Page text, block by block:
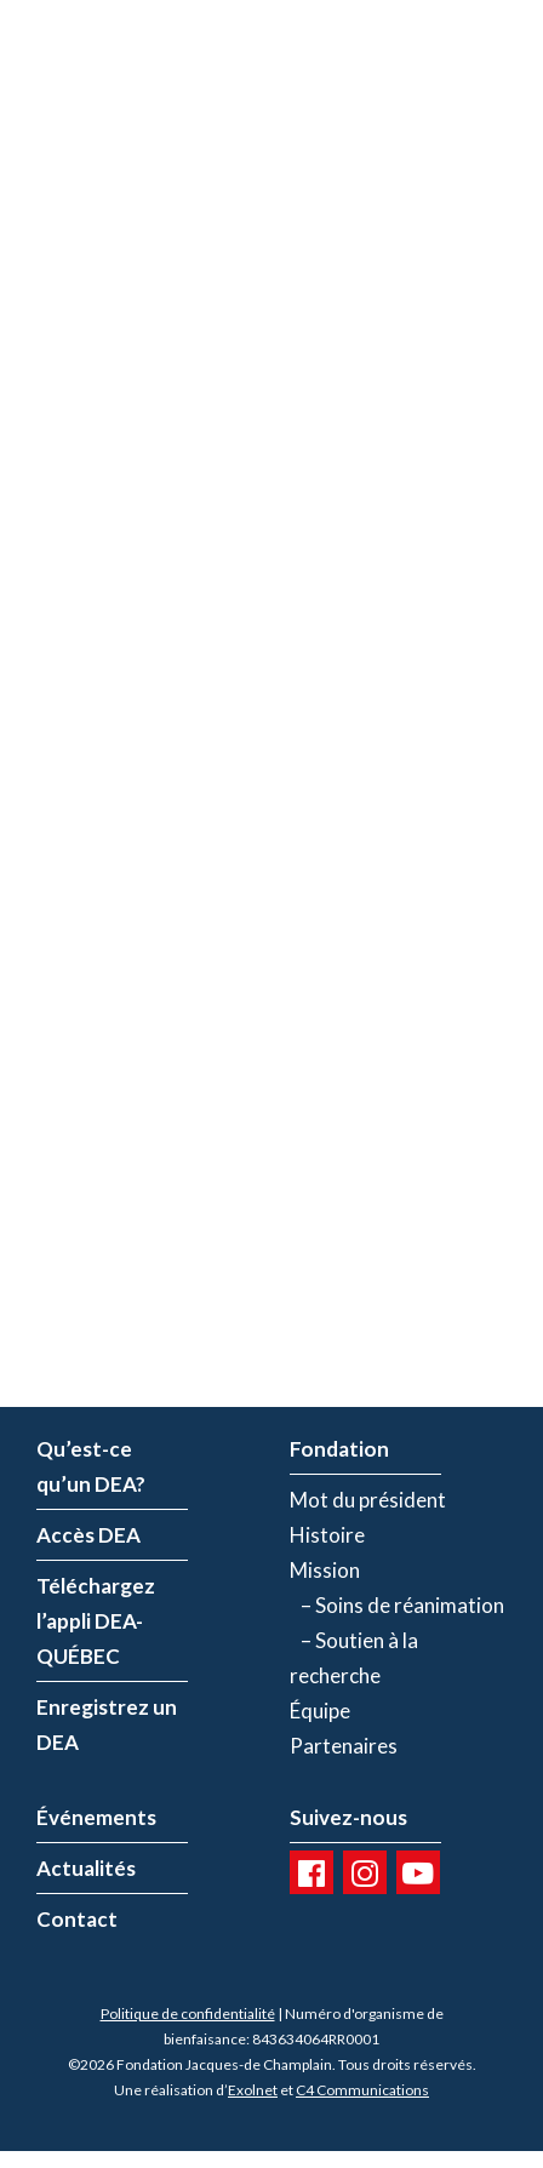
Qu’est-ce
qu’un DEA?
Accès DEA
Téléchargez
l’appli DEA-
QUÉBEC
Enregistrez un
DEA
Fondation
Mot du président
Histoire
Mission
– Soins de réanimation
– Soutien à la
recherche
Équipe
Partenaires
Événements
Actualités
Contact
Suivez-nous
Politique de confidentialité| Numéro d'organisme de
bienfaisance: 843634064RR0001
©2026 Fondation Jacques-de Champlain. Tous droits réservés.
Une réalisation d’Exolnet et C4 Communications